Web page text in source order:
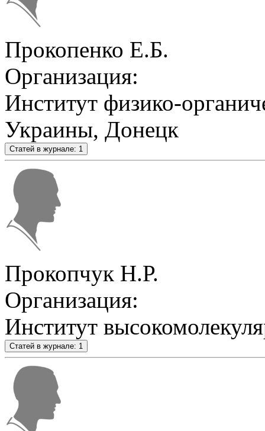
Прокопенко Е.Б.
Организация:
Институт физико-
Украины, Донецк
Статей в журнале: 1
Прокопчук Н.Р.
Организация:
Институт
Статей в журнале: 1